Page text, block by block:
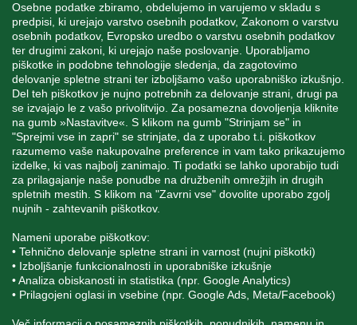
Osebne podatke zbiramo, obdelujemo in varujemo v skladu s
predpisi, ki urejajo varstvo osebnih podatkov, Zakonom o varstvu
osebnih podatkov, Evropsko uredbo o varstvu osebnih podatkov
ter drugimi zakoni, ki urejajo naše poslovanje. Uporabljamo
piškotke in podobne tehnologije sledenja, da zagotovimo
delovanje spletne strani ter izboljšamo vašo uporabniško izkušnjo.
Del teh piškotkov je nujno potrebnih za delovanje strani, drugi pa
se izvajajo le z vašo privolitvijo. Za posamezna dovoljenja kliknite
na gumb »Nastavitve«. S klikom na gumb "Strinjam se" in
"Sprejmi vse in zapri" se strinjate, da z uporabo t.i. piškotkov
razumemo vaše nakupovalne preference in vam tako prikazujemo
izdelke, ki vas najbolj zanimajo. Ti podatki se lahko uporabijo tudi
za prilagajanje naše ponudbe na družbenih omrežjih in drugih
spletnih mestih. S klikom na "Zavrni vse" dovolite uporabo zgolj
nujnih - zahtevanih piškotkov.
Nameni uporabe piškotkov:
• Tehnično delovanje spletne strani in varnost (nujni piškotki)
• Izboljšanje funkcionalnosti in uporabniške izkušnje
• Analiza obiskanosti in statistika (npr. Google Analytics)
• Prilagojeni oglasi in vsebine (npr. Google Ads, Meta/Facebook)
INFORMACIJE
MOJ RAČUN
STORITEV ZA STRANKE
SPREMLJAJTE NAS
Blatnica 8, 1236 Trzin